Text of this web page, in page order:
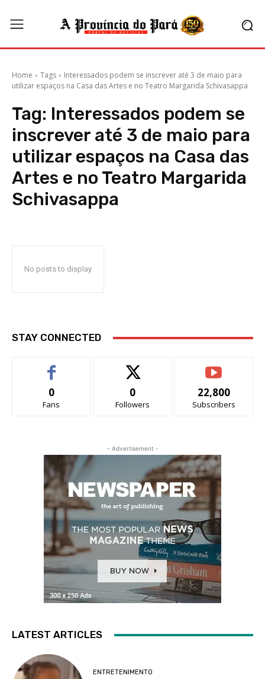
Home Tags
Interessados podem se inscrever até 3 de maio para
utilizar espaços na Casa das Artes e no Teatro Margarida Schivasappa
Tag: Interessados podem se
inscrever até 3 de maio para
utilizar espaços na Casa das
Artes e no Teatro Margarida
Schivasappa
No posts to display
STAY CONNECTED
0
Fans
0
Followers
22,800
Subscribers
- Advertisement -
LATEST ARTICLES
ENTRETENIMENTO